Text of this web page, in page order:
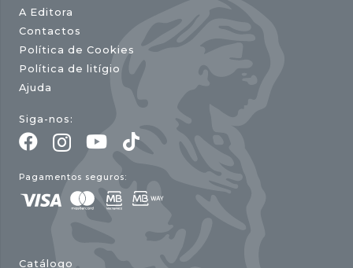
A Editora
Contactos
Política de Cookies
Política de litígio
Ajuda
Siga-nos:
Pagamentos seguros:
Catálogo